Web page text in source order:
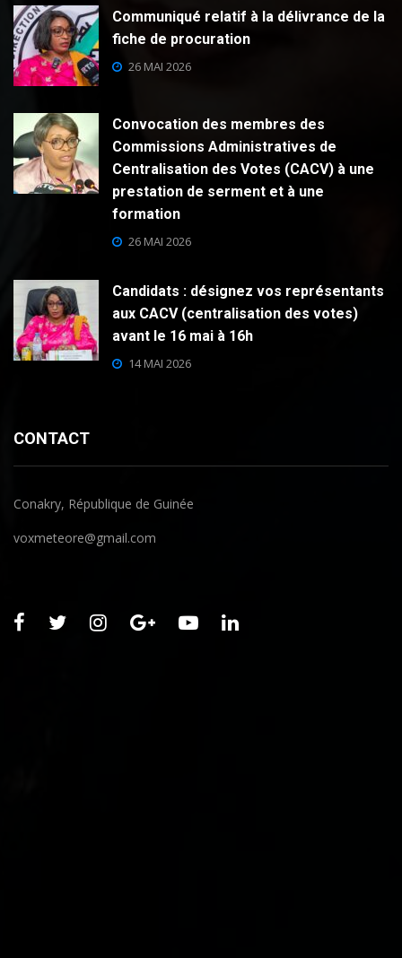
Communiqué relatif à la délivrance de la
fiche de procuration
26 MAI 2026
Convocation des membres des
Commissions Administratives de
Centralisation des Votes (CACV) à une
prestation de serment et à une
formation
26 MAI 2026
Candidats : désignez vos représentants
aux CACV (centralisation des votes)
avant le 16 mai à 16h
14 MAI 2026
CONTACT
Conakry, République de Guinée
voxmeteore@gmail.com